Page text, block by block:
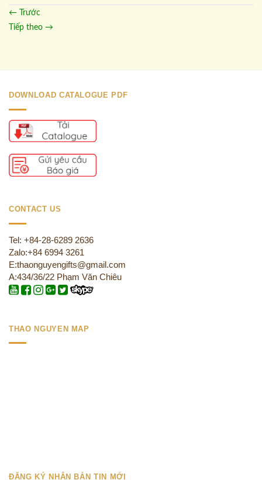
← Trước
Tiếp theo →
DOWNLOAD CATALOGUE PDF
CONTACT US
Tel: +84-28-6289 2636
Zalo:+84 6994 3261
E:thaonguyengifts@gmail.com
A:434/36/22 Phạm Văn Chiêu
THAO NGUYEN MAP
ĐĂNG KÝ NHẬN BẢN TIN MỚI